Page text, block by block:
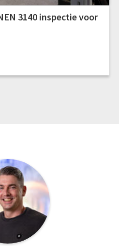
3140 inspectie voor